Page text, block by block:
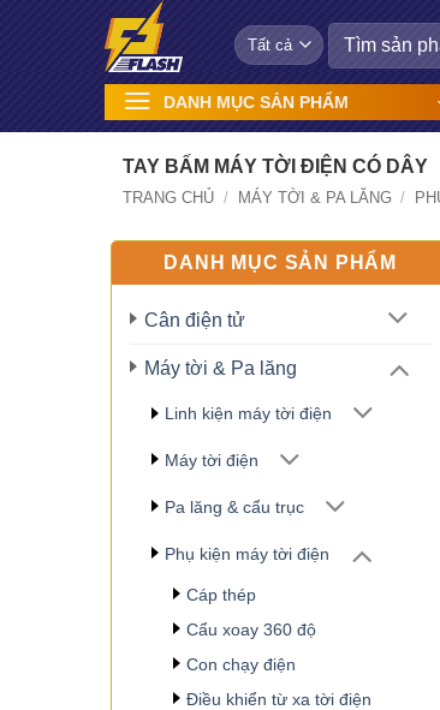
Tìm
kiếm:
DANH MỤC SẢN PHẨM
TAY BẤM MÁY TỜI ĐIỆN CÓ DÂY
TRANG CHỦ / MÁY TỜI & PA LĂNG /
DANH MỤC SẢN PHẨM
Cân điện tử
Máy tời & Pa lăng
Linh kiện máy tời điện
Máy tời điện
Pa lăng & cẩu trục
Phụ kiện máy tời điện
Cáp thép
Cẩu xoay 360 độ
Con chạy điện
Điều khiển từ xa tời điện